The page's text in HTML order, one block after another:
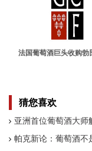
法国葡萄酒巨头收购勃
猜您喜欢
亚洲首位葡萄酒大师
帕克新论：葡萄酒不